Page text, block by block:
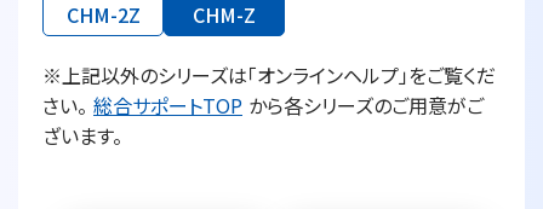
CHM-2Z
CHM-Z
※上記以外のシリーズは「オンラインヘルプ」をご覧くだ
さい。 総合サポートTOP から各シリーズのご用意がご
ざいます。